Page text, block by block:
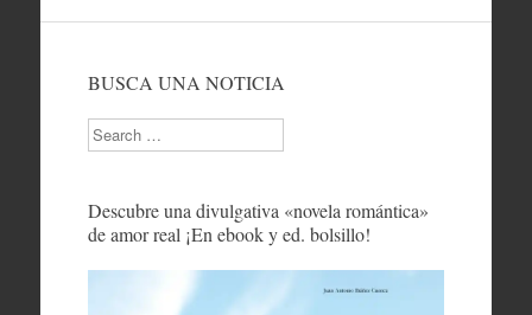
BUSCA UNA NOTICIA
Search
Descubre una divulgativa «novela romántica»
de amor real ¡En ebook y ed. bolsillo!